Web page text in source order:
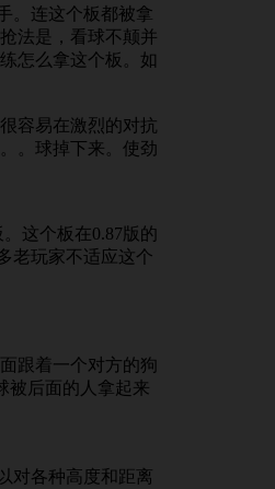
。连这个板都被拿
法是，看球不颠并
怎么拿这个板。如
容易在激烈的对抗
。球掉下来。使劲
这个板在0.87版的
老玩家不适应这个
跟着一个对方的狗
被后面的人拿起来
对各种高度和距离